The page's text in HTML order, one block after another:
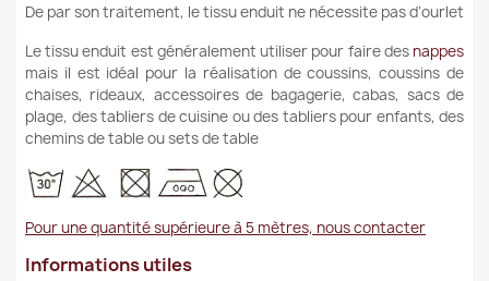
De par son traitement, le tissu enduit ne nécessite pas d’ourlet
Le tissu enduit est généralement utiliser pour faire des nappes
mais il est idéal pour la réalisation de coussins, coussins de
chaises, rideaux, accessoires de bagagerie, cabas, sacs de
plage, des tabliers de cuisine ou des tabliers pour enfants, des
chemins de table ou sets de table
Pour une quantité supérieure à 5 mètres, nous contacter
Informations utiles